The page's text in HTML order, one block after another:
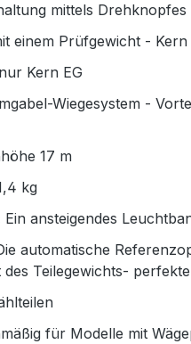
mittels
einem Prüfgewicht - Kern
Kern EG
Wiegesystem -
17 m
kg
Ein ansteigendes
automatische
Teilegewichts-
für Modelle mit